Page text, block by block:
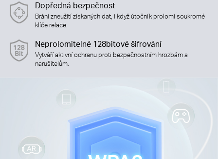
Dopředná bezpečnost
Brání zneužití získaných dat, i když útočník prolomí soukromé
klíče relace.
Neprolomitelné 128bitové šifrování
Vytváří aktivní ochranu proti bezpečnostním hrozbám a
narušitelům.